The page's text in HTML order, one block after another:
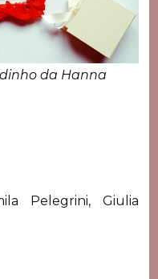
da Hanna
Pelegrini, Giulia